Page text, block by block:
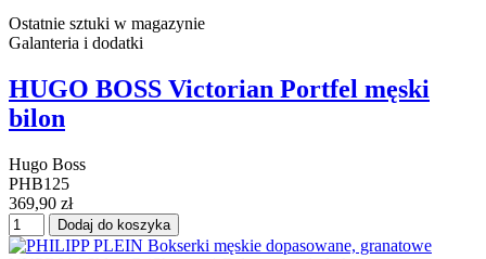
Ostatnie sztuki w magazynie
Galanteria i dodatki
HUGO BOSS Victorian Portfel męski
bilon
Hugo Boss
PHB125
369,90 zł
Dodaj do koszyka